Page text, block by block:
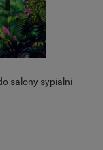
salony sypialni